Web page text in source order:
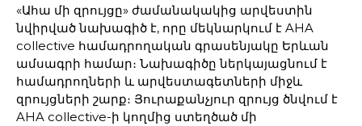
«Ահա մի զրույցը» ժամանակակից արվեստին
նվիրված նախագիծ է, որը մեկնարկում է AHA
collective համադրողական գրասենյակը Երևան
ամսագրի համար։ Նախագիծը ներկայացնում է
համադրողների և արվեստագետների միջև
զրույցների շարք։ Յուրաքանչյուր զրույց ծնվում է
AHA collective-ի կողմից ստեղծած մի